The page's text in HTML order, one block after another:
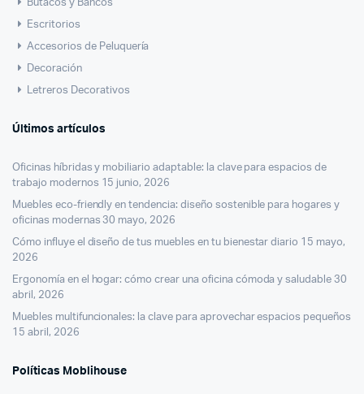
Butacos y Bancos
Escritorios
Accesorios de Peluquería
Decoración
Letreros Decorativos
Últimos artículos
Oficinas híbridas y mobiliario adaptable: la clave para espacios de
trabajo modernos 15 junio, 2026
Muebles eco-friendly en tendencia: diseño sostenible para hogares y
oficinas modernas 30 mayo, 2026
Cómo influye el diseño de tus muebles en tu bienestar diario 15 mayo,
2026
Ergonomía en el hogar: cómo crear una oficina cómoda y saludable 30
abril, 2026
Muebles multifuncionales: la clave para aprovechar espacios pequeños
15 abril, 2026
Políticas Moblihouse